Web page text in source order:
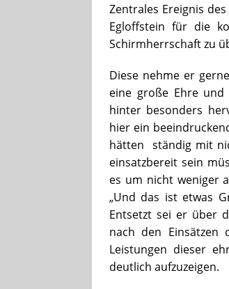
Zentrales Ereignis
Egloffstein für die
Schirmherrschaft zu
Diese nehme er
eine große Ehre und
hinter besonders
hier ein
hätten ständig mit
einsatzbereit sein
es um nicht weniger
„Und das ist etwas
Entsetzt sei er über
nach den Einsätzen
Leistungen dieser
deutlich aufzuzeigen.